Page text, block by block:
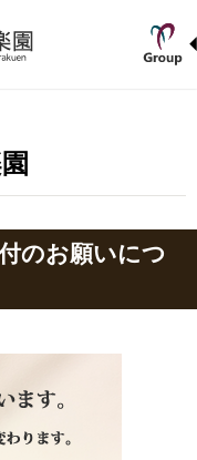
のお願いにつ